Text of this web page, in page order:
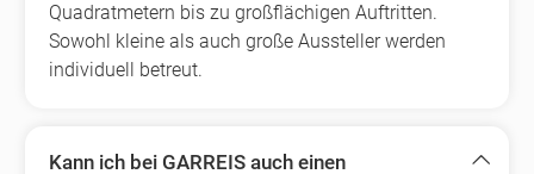
Quadratmetern bis zu großflächigen Auftritten.
Sowohl kleine als auch große Aussteller werden
individuell betreut.
Kann ich bei GARREIS auch einen